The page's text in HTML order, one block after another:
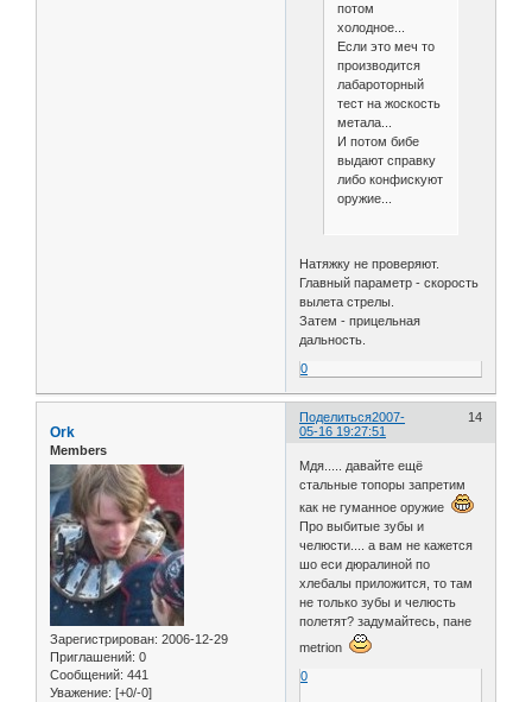
потом
холодное...
Если это меч то
производится
лабароторный
тест на жоскость
метала...
И потом бибе
выдают справку
либо конфискуют
оружие...
Натяжку не проверяют.
Главный параметр - скорость
вылета стрелы.
Затем - прицельная
дальность.
0
Поделиться 14
2007-
05-16 19:27:51
Ork
Members
Зарегистрирован: 2006-12-29
Приглашений: 0
Сообщений: 441
Уважение: [+0/-0]
Мдя..... давайте ещё
стальные топоры запретим
как не гуманное оружие
Про выбитые зубы и
челюсти.... а вам не кажется
шо еси дюралиной по
хлебалы приложится, то там
не только зубы и челюсть
полетят? задумайтесь, пане
metrion
0